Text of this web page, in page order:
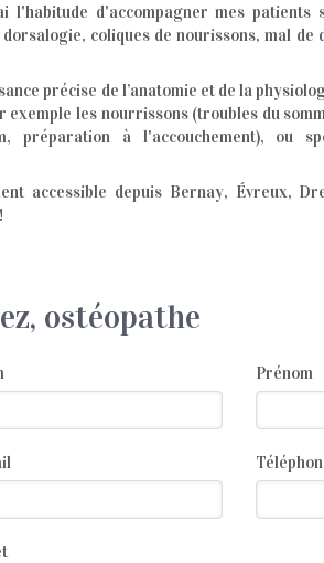
l'habitude d'accompagner mes patients
coliques de nourissons, mal de
précise de l’anatomie et de la
exemple les nourrissons (troubles du
préparation à l'accouchement), ou
accessible depuis Bernay, Évreux,
ostéopathe
Prénom